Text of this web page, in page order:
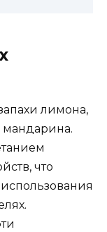
лимона,
мандарина.
что